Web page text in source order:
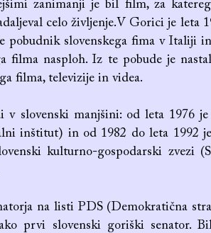
zanimanji je bil film, za
celo življenje.V Gorici je leta
pobudnik slovenskega fima v Italiji
filma nasploh. Iz te pobude je
filma, televizije in videa.
slovenski manjšini: od leta 1976 je
inštitut) in od 1982 do leta 1992
kulturno-gospodarski zvezi
na listi PDS (Demokratična
prvi slovenski goriški senator.